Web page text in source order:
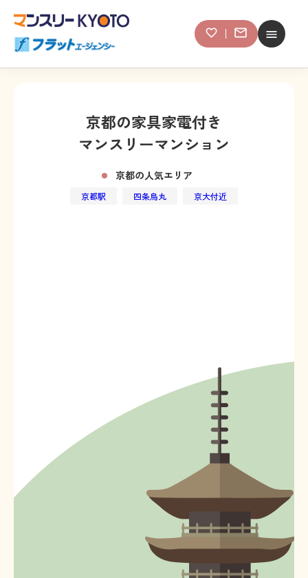
京都の家具家電付き
マンスリーマンション
京都の人気エリア
京都駅 四条烏丸 京大付近